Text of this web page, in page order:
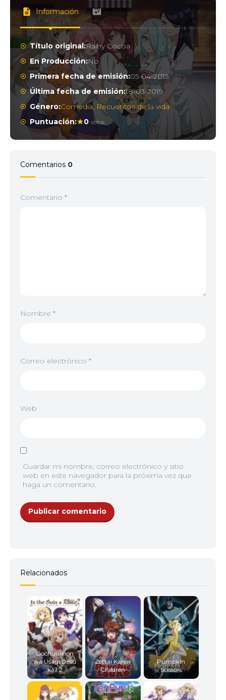
Información
Título original:Rainy Cocoa
En Producción:No
Primera fecha de emisión:05-04-2015
Última fecha de emisión:18-03-2019
Género:Comedia, Recuentos de la vida
Puntuación:
0 votos
Comentarios 0
Comentario *
Nombre *
Correo electrónico *
Web
Guardar mi nombre, correo electrónico y sitio
web en este navegador para la próxima vez que
haga un comentario.
Relacionados
Gochuumon
wa Usagi Desu
ka? 2
Zettai Karen
Children
Pumpkin
Scissors